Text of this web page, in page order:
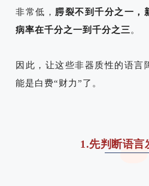
非常低， 腭裂不到千分之一，
病率在千分之一到千分之三。
因此，让这些非器质性的语言
能是白费“财力”了。
1.先判断语言